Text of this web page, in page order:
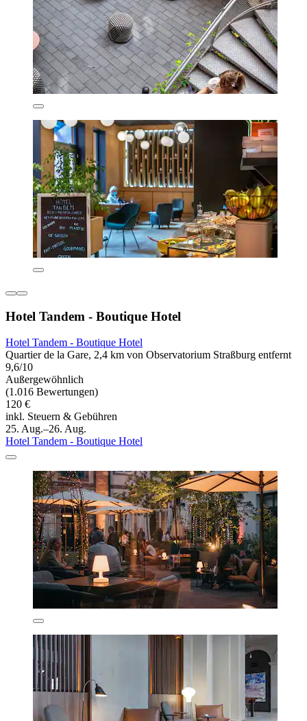
Hotel Tandem - Boutique Hotel
Hotel Tandem - Boutique Hotel
Quartier de la Gare, 2,4 km von Observatorium Straßburg entfernt
9,6/10
Außergewöhnlich
(1.016 Bewertungen)
120 €
inkl. Steuern & Gebühren
25. Aug.–26. Aug.
Hotel Tandem - Boutique Hotel